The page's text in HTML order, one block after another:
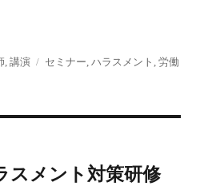
,講演
タ
セミナー ,ハラスメント ,労働
スメント対策研修